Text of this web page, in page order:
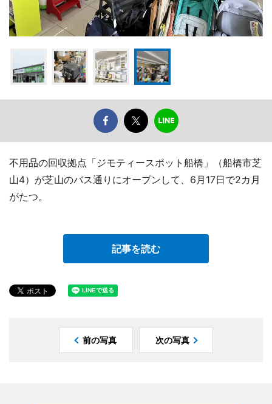
不用品の回収拠点「ジモティースポット船橋」（船橋市芝
山4）が芝山のバス通りにオープンして、6月17日で2カ月
がたつ。
記事を読む
前の写真 次の写真